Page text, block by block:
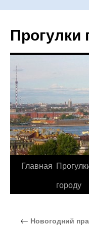
Прогулки
Перейти
Главная
городу
← Новогодний